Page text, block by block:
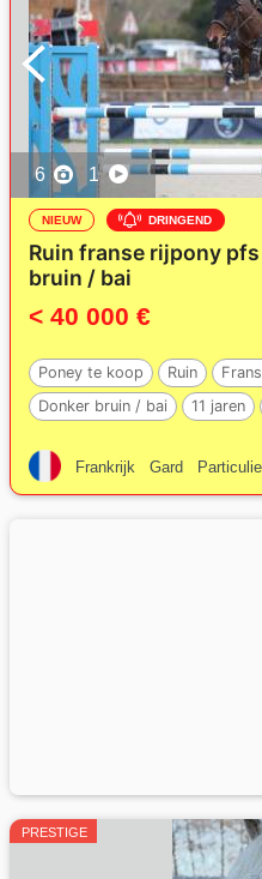
6 1
NIEUW DRINGEND
Ruin franse rijpony
bruin / bai
< 40 000 €
Poney te koop Ruin
Donker bruin / bai
11 jaren
Frankrijk Gard
PRESTIGE